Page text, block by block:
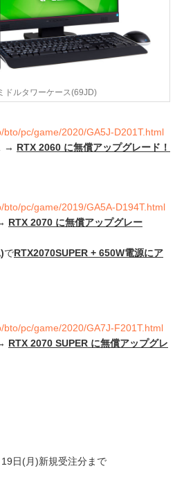
ドルタワーケース(69JD)
bto/pc/game/2020/GA5J-D201T.html
→ RTX 2060 に無償アップグレード！
bto/pc/game/2019/GA5A-D194T.html
RTX 2070 に無償アップグレー
でRTX2070SUPER + 650W電源にア
bto/pc/game/2020/GA7J-F201T.html
RTX 2070 SUPER に無償アップグレ
日(月)新規受注分まで